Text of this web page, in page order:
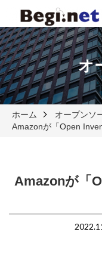
オ
ホーム
オープンソ
Amazonが「Open
Amazonが「